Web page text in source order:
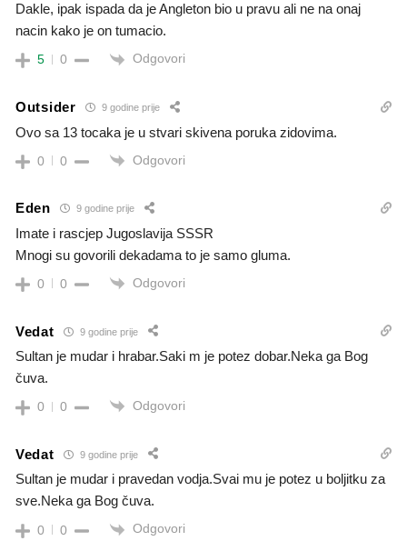
Dakle, ipak ispada da je Angleton bio u pravu ali ne na onaj
nacin kako je on tumacio.
5 0 Odgovori
Outsider 9 godine prije
Ovo sa 13 tocaka je u stvari skivena poruka zidovima.
0 0 Odgovori
Eden 9 godine prije
Imate i rascjep Jugoslavija SSSR
Mnogi su govorili dekadama to je samo gluma.
0 0 Odgovori
Vedat 9 godine prije
Sultan je mudar i hrabar.Saki m je potez dobar.Neka ga Bog
čuva.
0 0 Odgovori
Vedat 9 godine prije
Sultan je mudar i pravedan vodja.Svai mu je potez u boljitku za
sve.Neka ga Bog čuva.
0 0 Odgovori